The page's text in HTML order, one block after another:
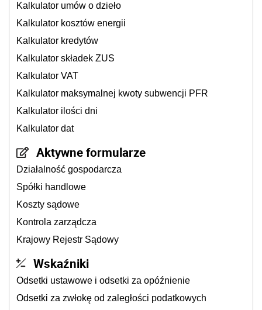
Kalkulator umów o dzieło
Kalkulator kosztów energii
Kalkulator kredytów
Kalkulator składek ZUS
Kalkulator VAT
Kalkulator maksymalnej kwoty subwencji PFR
Kalkulator ilości dni
Kalkulator dat
Aktywne formularze
Działalność gospodarcza
Spółki handlowe
Koszty sądowe
Kontrola zarządcza
Krajowy Rejestr Sądowy
Wskaźniki
Odsetki ustawowe i odsetki za opóźnienie
Odsetki za zwłokę od zaległości podatkowych